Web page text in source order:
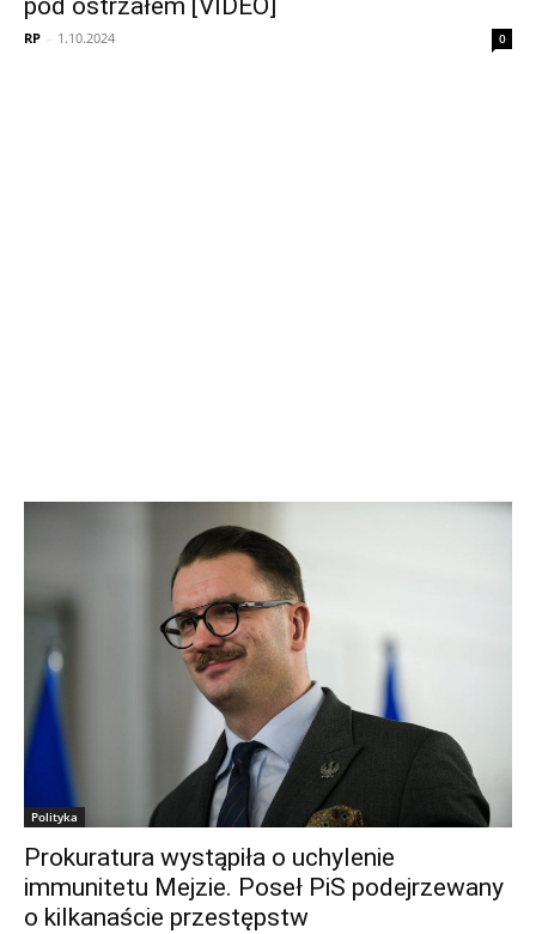
pod ostrzałem [VIDEO]
RP - 1.10.2024 0
Polityka
Prokuratura wystąpiła o uchylenie
immunitetu Mejzie. Poseł PiS podejrzewany
o kilkanaście przestępstw